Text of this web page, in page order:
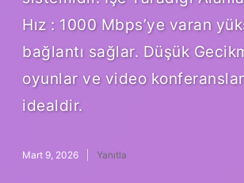
Hız : 1000 Mbps’ye varan
bağlantı sağlar. Düşük
oyunlar ve video
idealdir.
Mart 9, 2026 Yanıtla